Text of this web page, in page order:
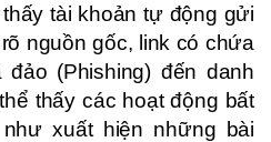
tài khoản tự động gửi
nguồn gốc, link có chứa
(Phishing) đến danh
thấy các hoạt động bất
xuất hiện những bài